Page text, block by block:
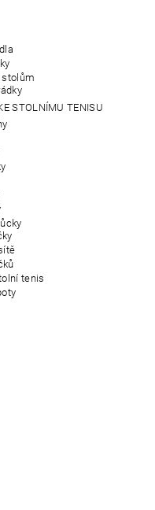
stolům
STOLNÍMU TENISU
tenis